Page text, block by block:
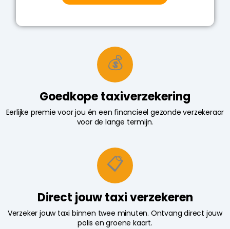
💰
Goedkope taxiverzekering
Eerlijke premie voor jou én een financieel gezonde verzekeraar
voor de lange termijn.
📋
Direct jouw taxi verzekeren
Verzeker jouw taxi binnen twee minuten. Ontvang direct jouw
polis en groene kaart.